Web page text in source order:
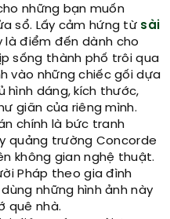
những bạn muốn
sổ. Lấy cảm hứng từ sài
là điểm đến dành cho
sống thành phố trôi qua
vào những chiếc gối dựa
hình dáng, kích thước,
giãn của riêng mình.
chính là bức tranh
quảng trường Concorde
không gian nghệ thuật.
Pháp theo gia đình
những hình ảnh này
quê nhà.